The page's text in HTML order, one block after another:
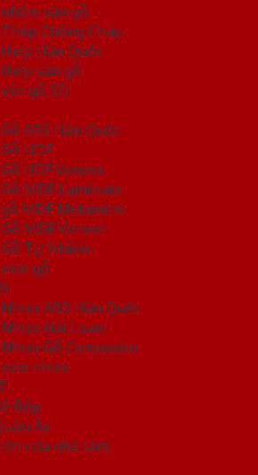
vân gỗ
Chống Cháy
Hàn Quốc
vân gỗ
gỗ 5D
ABS Hàn Quốc
HDF
HDF Veneer
MDF Laminate
MDF Melamine
MDF Veneer
Tự Nhiên
gỗ
ABS Hàn Quốc
Đài Loan
Gỗ Composite
nhựa
Bếp
Áo
cửa nhà tắm